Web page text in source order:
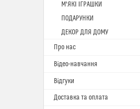
М'ЯКІ ІГРАШКИ
ПОДАРУНКИ
ДЕКОР ДЛЯ ДОМУ
Про нас
Відео-навчання
Відгуки
Доставка та оплата